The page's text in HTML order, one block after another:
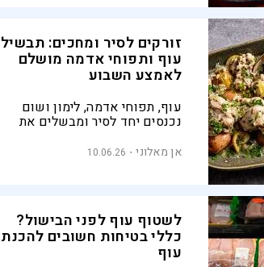
זורקים לסיר ומחכים: תבשיל
עוף ותפוחי אדמה מושלם
לאמצע השבוע
עוף, תפוחי אדמה, לימון ושום
נכנסים יחד לסיר ומבשלים את
היא תבשיל משפחתי ריחני עם רוטב
אן מאלוני 10.06.26
לשטוף עוף לפני הבישול?
כללי בטיחות חשובים להכנת
עוף